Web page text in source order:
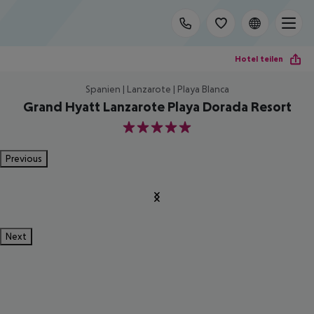
Hotel teilen
Spanien | Lanzarote | Playa Blanca
Grand Hyatt Lanzarote Playa Dorada Resort
5
Previous
Next